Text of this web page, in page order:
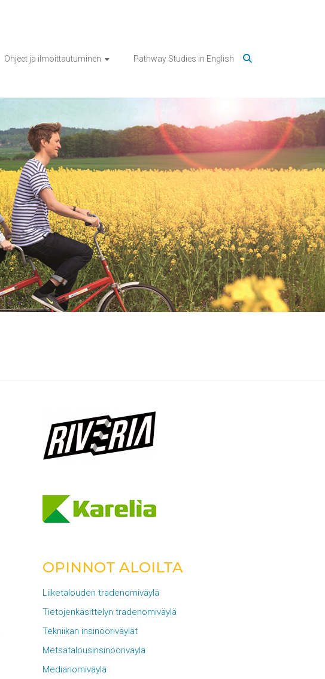
Ohjeet ja ilmoittautuminen Pathway Studies in English
OPINNOT ALOILTA
Liiketalouden tradenomiväylä
Tietojenkäsittelyn tradenomiväylä
Tekniikan insinööriväylät
Metsätalousinsinööriväylä
Medianomiväylä